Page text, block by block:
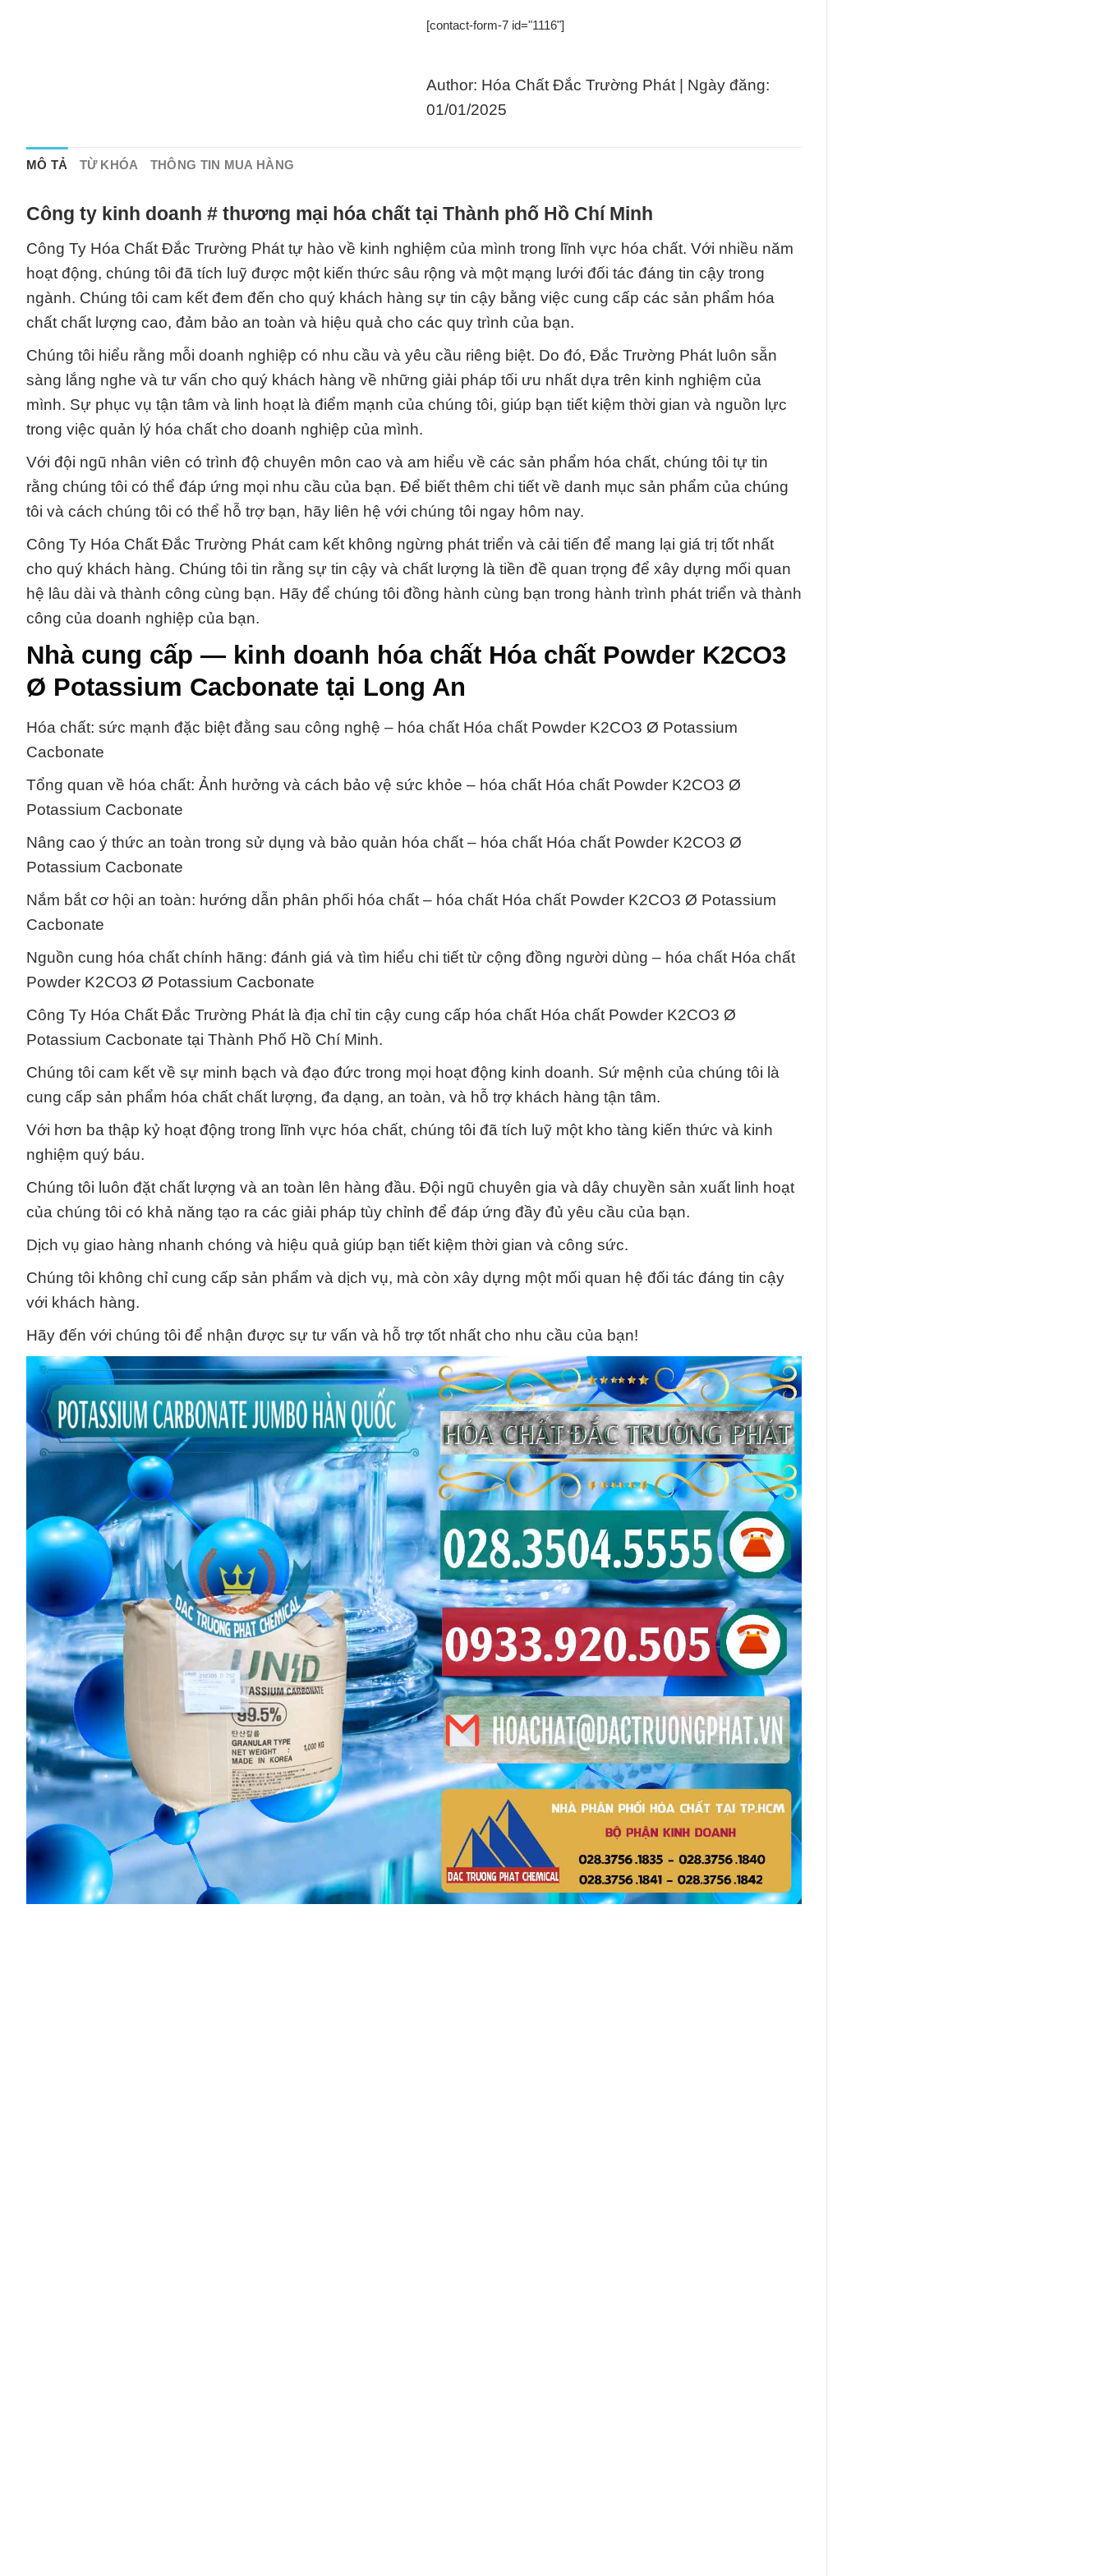
[contact-form-7 id="1116"]
Author: Hóa Chất Đắc Trường Phát | Ngày đăng:
01/01/2025
MÔ TẢ TỪ KHÓA THÔNG TIN MUA HÀNG
Công ty kinh doanh # thương mại hóa chất tại Thành phố Hồ Chí Minh
Công Ty Hóa Chất Đắc Trường Phát tự hào về kinh nghiệm của mình trong lĩnh vực hóa chất. Với nhiều năm
hoạt động, chúng tôi đã tích luỹ được một kiến thức sâu rộng và một mạng lưới đối tác đáng tin cậy trong
ngành. Chúng tôi cam kết đem đến cho quý khách hàng sự tin cậy bằng việc cung cấp các sản phẩm hóa
chất chất lượng cao, đảm bảo an toàn và hiệu quả cho các quy trình của bạn.
Chúng tôi hiểu rằng mỗi doanh nghiệp có nhu cầu và yêu cầu riêng biệt. Do đó, Đắc Trường Phát luôn sẵn
sàng lắng nghe và tư vấn cho quý khách hàng về những giải pháp tối ưu nhất dựa trên kinh nghiệm của
mình. Sự phục vụ tận tâm và linh hoạt là điểm mạnh của chúng tôi, giúp bạn tiết kiệm thời gian và nguồn lực
trong việc quản lý hóa chất cho doanh nghiệp của mình.
Với đội ngũ nhân viên có trình độ chuyên môn cao và am hiểu về các sản phẩm hóa chất, chúng tôi tự tin
rằng chúng tôi có thể đáp ứng mọi nhu cầu của bạn. Để biết thêm chi tiết về danh mục sản phẩm của chúng
tôi và cách chúng tôi có thể hỗ trợ bạn, hãy liên hệ với chúng tôi ngay hôm nay.
Công Ty Hóa Chất Đắc Trường Phát cam kết không ngừng phát triển và cải tiến để mang lại giá trị tốt nhất
cho quý khách hàng. Chúng tôi tin rằng sự tin cậy và chất lượng là tiền đề quan trọng để xây dựng mối quan
hệ lâu dài và thành công cùng bạn. Hãy để chúng tôi đồng hành cùng bạn trong hành trình phát triển và thành
công của doanh nghiệp của bạn.
Nhà cung cấp — kinh doanh hóa chất Hóa chất Powder K2CO3
Ø Potassium Cacbonate tại Long An
Hóa chất: sức mạnh đặc biệt đằng sau công nghệ – hóa chất Hóa chất Powder K2CO3 Ø Potassium
Cacbonate
Tổng quan về hóa chất: Ảnh hưởng và cách bảo vệ sức khỏe – hóa chất Hóa chất Powder K2CO3 Ø
Potassium Cacbonate
Nâng cao ý thức an toàn trong sử dụng và bảo quản hóa chất – hóa chất Hóa chất Powder K2CO3 Ø
Potassium Cacbonate
Nắm bắt cơ hội an toàn: hướng dẫn phân phối hóa chất – hóa chất Hóa chất Powder K2CO3 Ø Potassium
Cacbonate
Nguồn cung hóa chất chính hãng: đánh giá và tìm hiểu chi tiết từ cộng đồng người dùng – hóa chất Hóa chất
Powder K2CO3 Ø Potassium Cacbonate
Công Ty Hóa Chất Đắc Trường Phát là địa chỉ tin cậy cung cấp hóa chất Hóa chất Powder K2CO3 Ø
Potassium Cacbonate tại Thành Phố Hồ Chí Minh.
Chúng tôi cam kết về sự minh bạch và đạo đức trong mọi hoạt động kinh doanh. Sứ mệnh của chúng tôi là
cung cấp sản phẩm hóa chất chất lượng, đa dạng, an toàn, và hỗ trợ khách hàng tận tâm.
Với hơn ba thập kỷ hoạt động trong lĩnh vực hóa chất, chúng tôi đã tích luỹ một kho tàng kiến thức và kinh
nghiệm quý báu.
Chúng tôi luôn đặt chất lượng và an toàn lên hàng đầu. Đội ngũ chuyên gia và dây chuyền sản xuất linh hoạt
của chúng tôi có khả năng tạo ra các giải pháp tùy chỉnh để đáp ứng đầy đủ yêu cầu của bạn.
Dịch vụ giao hàng nhanh chóng và hiệu quả giúp bạn tiết kiệm thời gian và công sức.
Chúng tôi không chỉ cung cấp sản phẩm và dịch vụ, mà còn xây dựng một mối quan hệ đối tác đáng tin cậy
với khách hàng.
Hãy đến với chúng tôi để nhận được sự tư vấn và hỗ trợ tốt nhất cho nhu cầu của bạn!